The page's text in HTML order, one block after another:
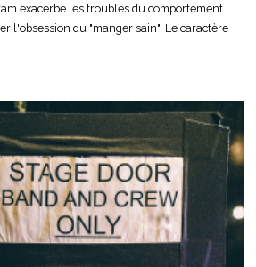
exacerbe les troubles du comportement
l'obsession du "manger sain". Le caractère